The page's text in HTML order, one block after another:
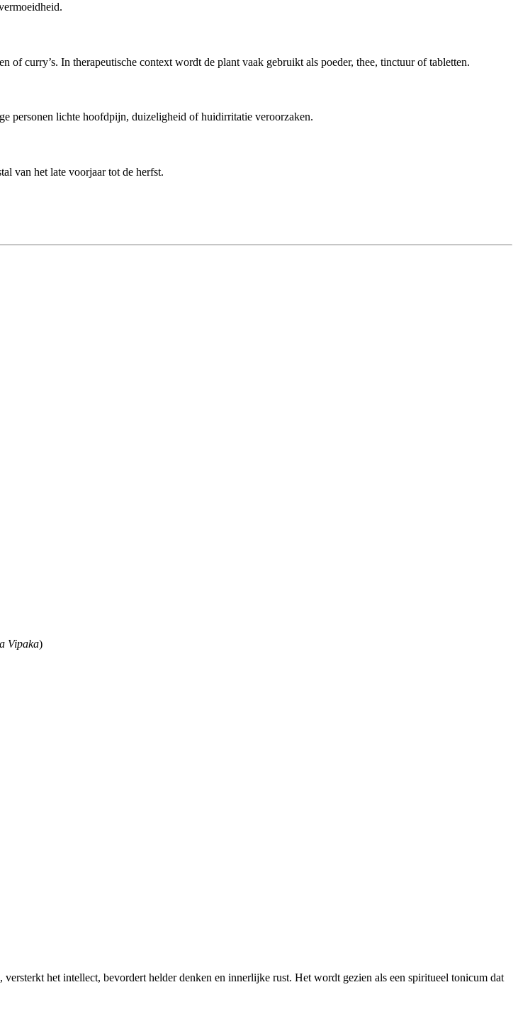
of curry’s. In therapeutische context wordt de plant vaak gebruikt als poeder, thee, tinctuur of tabletten.
personen lichte hoofdpijn, duizeligheid of huidirritatie veroorzaken.
van het late voorjaar tot de herfst.
Vipaka)
versterkt het intellect, bevordert helder denken en innerlijke rust. Het wordt gezien als een spiritueel tonicum dat